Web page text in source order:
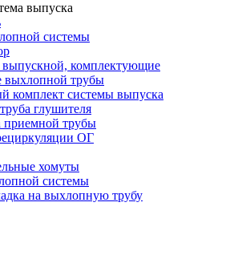
выпуска
системы
выпускной, комплектующие
выхлопной трубы
комплект системы выпуска
глушителя
приемной трубы
ОГ
хомуты
системы
на выхлопную трубу